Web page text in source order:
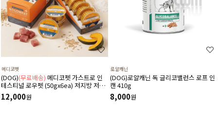
메디코펫
(DOG)(무료배송) 메디코펫 가스트로 인
테스티널 로우펫 (50gx6ea) 저지방 저단
백 췌장염 고지혈증에 도움 주는 처방 습
식 캔 보조식
12,000원
로얄캐닌
(DOG)로얄캐닌 독 글리코밸런스 로프 인
캔 410g
8,000원